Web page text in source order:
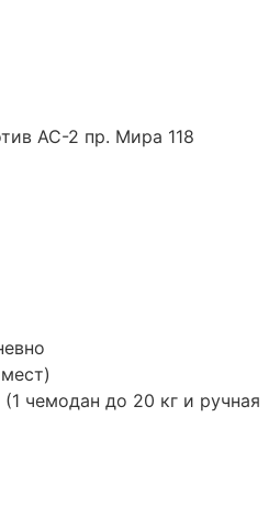
АС-2 пр. Мира 118
чемодан до 20 кг и ручная